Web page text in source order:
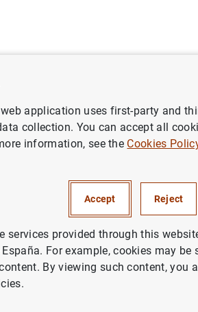
Lists of financial institutions Lists of
application uses first-party and
collection. You can accept all
information, see the Cookies
Accept Reject
services provided through this
For example, cookies may
By viewing such content, you